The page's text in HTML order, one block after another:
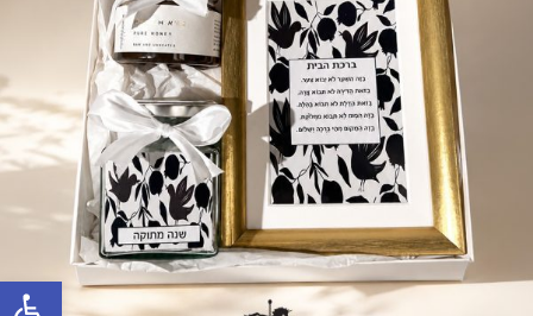
פתח סרגל נגישות